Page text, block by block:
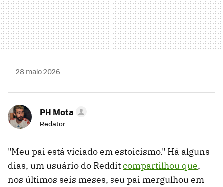
28 maio 2026
PH Mota
Redator
"Meu pai está viciado em estoicismo." Há alguns
dias, um usuário do Redditcompartilhou que,
nos últimos seis meses, seu pai mergulhou em